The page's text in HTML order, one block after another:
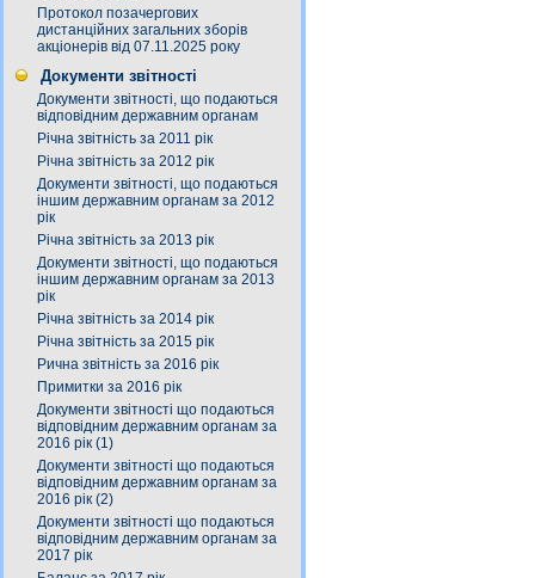
Протокол позачергових
дистанційних загальних зборів
акціонерів від 07.11.2025 року
Документи звітності
Документи звітності, що подаються
відповідним державним органам
Річна звітність за 2011 рік
Річна звітність за 2012 рік
Документи звітності, що подаються
іншим державним органам за 2012
рік
Річна звітність за 2013 рік
Документи звітності, що подаються
іншим державним органам за 2013
рік
Річна звітність за 2014 рік
Річна звітність за 2015 рік
Рична звітність за 2016 рік
Примитки за 2016 рік
Документи звітності що подаються
відповідним державним органам за
2016 рік (1)
Документи звітності що подаються
відповідним державним органам за
2016 рік (2)
Документи звітності що подаються
відповідним державним органам за
2017 рік